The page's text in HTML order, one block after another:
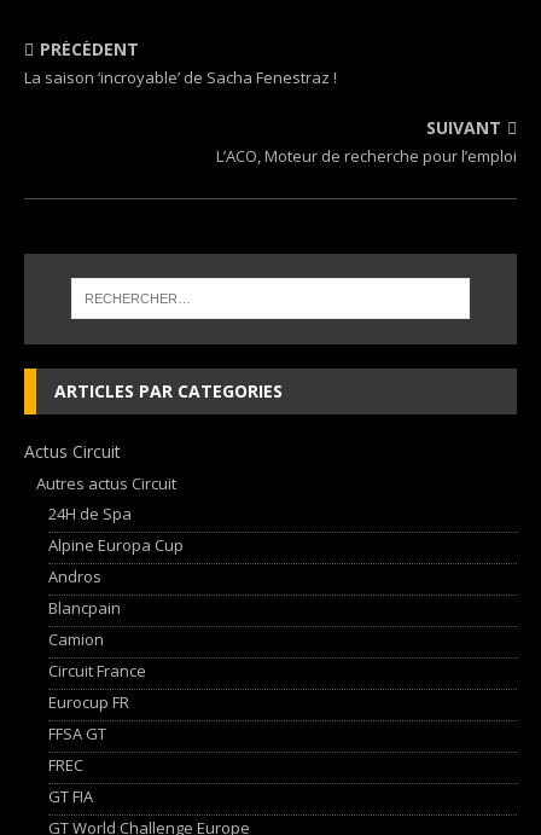
PRÉCÉDENT
La saison ‘incroyable’ de Sacha Fenestraz !
SUIVANT
L’ACO, Moteur de recherche pour l’emploi
ARTICLES PAR CATEGORIES
Actus Circuit
Autres actus Circuit
24H de Spa
Alpine Europa Cup
Andros
Blancpain
Camion
Circuit France
Eurocup FR
FFSA GT
FREC
GT FIA
GT World Challenge Europe